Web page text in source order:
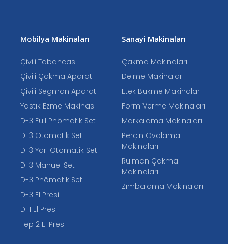
Mobilya Makinaları
Çivili Tabancası
Çivili Çakma Aparatı
Çivili Segman Aparatı
Yastık Ezme Makinası
D-3 Full Pnömatik Set
D-3 Otomatik Set
D-3 Yarı Otomatik Set
D-3 Manuel Set
D-3 Pnömatik Set
D-3 El Presi
D-1 El Presi
Tep 2 El Presi
Sanayi Makinaları
Çakma Makinaları
Delme Makinaları
Etek Bükme Makinaları
Form Verme Makinaları
Markalama Makinaları
Perçin Ovalama
Makinaları
Rulman Çakma
Makinaları
Zımbalama Makinaları